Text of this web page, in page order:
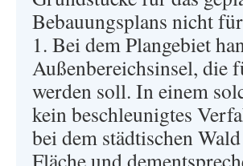
Bebauungsplans nicht
1. Bei dem Plangebiet
Außenbereichsinsel, die
werden soll. In einem
kein beschleunigtes
bei dem städtischen
Fläche und